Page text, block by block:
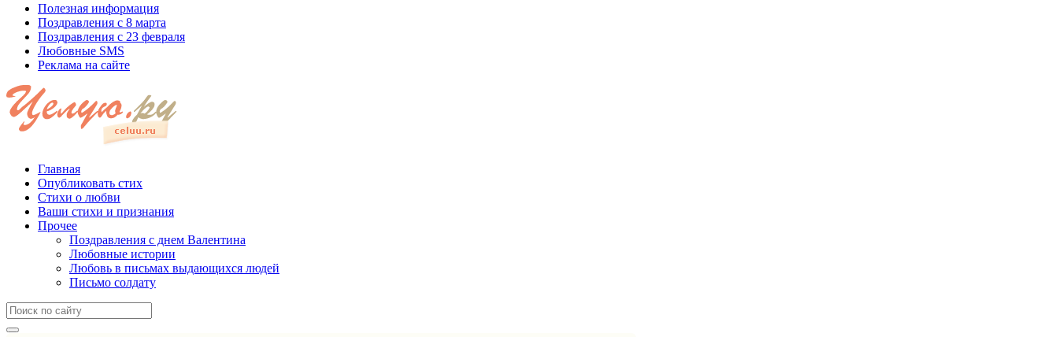
Полезная информация
Поздравления с 8 марта
Поздравления с 23 февраля
Любовные SMS
Реклама на сайте
Главная
Опубликовать стих
Стихи о любви
Ваши стихи и признания
Прочее
Поздравления с днем Валентина
Любовные истории
Любовь в письмах выдающихся людей
Письмо солдату